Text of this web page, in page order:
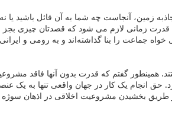
زمین، آنجاست چه شما به آن قائل باشید یا
قدرت زمانی لازم می شود که قصدتان چیزی
خواه جماعت را بنا گذاشته‌اند و به رومی و
همینطور گفتم که قدرت بدون آنها فاقد
حق انجام یک کار در جهان واقعی تنها به یک
از طریق بخشیدن مشروعیت اخلاقی در اذهان